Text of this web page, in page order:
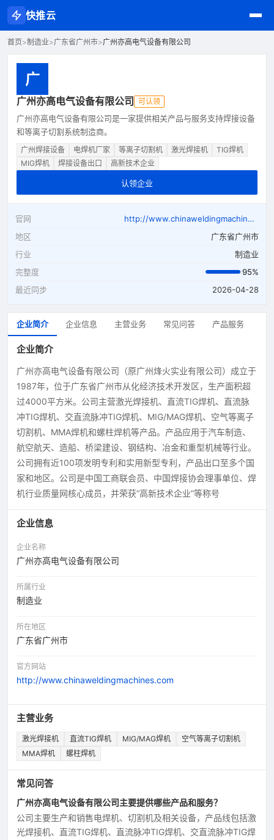
快推云
首页>制造业>广东省广州市>广州亦高电气设备有限公司
广
广州亦高电气设备有限公司 可认领
广州亦高电气设备有限公司是一家提供相关产品与服务支持焊接设备
和等离子切割系统制造商。
广州焊接设备 电焊机厂家 等离子切割机 激光焊接机
TIG焊机
MIG焊机
焊接设备出口 高新技术企业
认领企业
官网
http://www.chinaweldingmachines.com
地区
广东省广州市
行业
制造业
完整度
95%
最近同步
2026-04-28
企业简介 企业信息 主营业务 常见问答 产品服务
企业简介
广州亦高电气设备有限公司（原广州烽火实业有限公司）成立于
1987年，位于广东省广州市从化经济技术开发区，生产面积超
过4000平方米。公司主营激光焊接机、直流TIG焊机、直流脉
冲TIG焊机、交直流脉冲TIG焊机、MIG/MAG焊机、空气等离子
切割机、MMA焊机和螺柱焊机等产品。产品应用于汽车制造、
航空航天、造船、桥梁建设、钢结构、冶金和重型机械等行业。
公司拥有近100项发明专利和实用新型专利，产品出口至多个国
家和地区。公司是中国工商联会员、中国焊接协会理事单位、焊
机行业质量网核心成员，并荣获“高新技术企业”等称号
企业信息
企业名称
广州亦高电气设备有限公司
所属行业
制造业
所在地区
广东省广州市
官方网站
http://www.chinaweldingmachines.com
主营业务
激光焊接机 直流TIG焊机 MIG/MAG焊机
空气等离子切割机
MMA焊机
螺柱焊机
常见问答
广州亦高电气设备有限公司主要提供哪些产品和服务？
公司主要生产和销售电焊机、切割机及相关设备，产品线包括激
光焊接机、直流TIG焊机、直流脉冲TIG焊机、交直流脉冲TIG焊